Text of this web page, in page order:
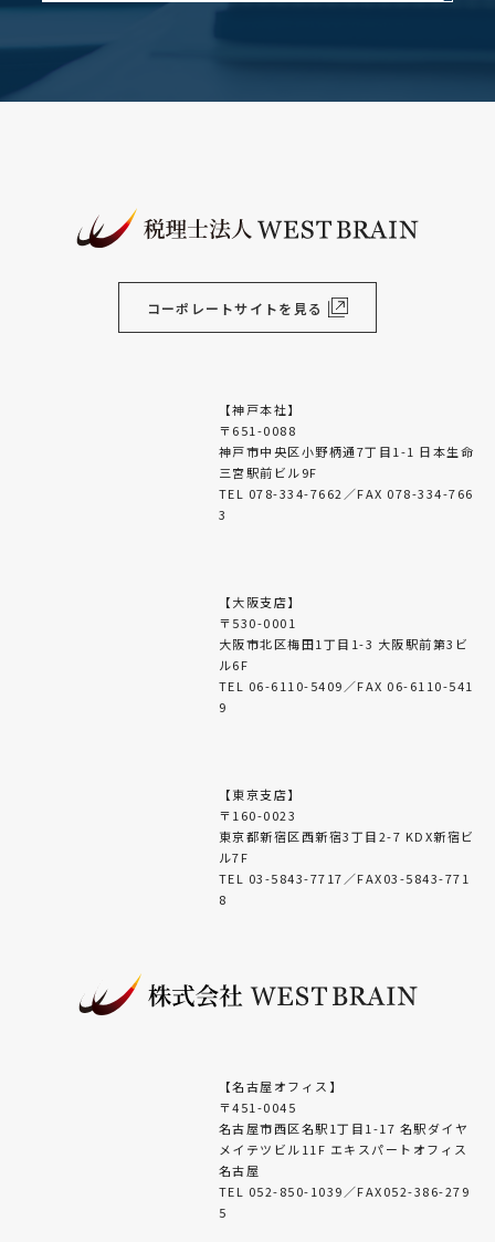
コーポレートサイトを見る
【神戸本社】
〒651-0088
神戸市中央区小野柄通7丁目1-1 日本生命
三宮駅前ビル9F
TEL 078-334-7662／FAX 078-334-766
3
【大阪支店】
〒530-0001
大阪市北区梅田1丁目1-3 大阪駅前第3ビ
ル6F
TEL 06-6110-5409／FAX 06-6110-541
9
【東京支店】
〒160-0023
東京都新宿区西新宿3丁目2-7 KDX新宿ビ
ル7F
TEL 03-5843-7717／FAX03-5843-771
8
【名古屋オフィス】
〒451-0045
名古屋市西区名駅1丁目1-17 名駅ダイヤ
メイテツビル11F エキスパートオフィス
名古屋
TEL 052-850-1039／FAX052-386-279
5